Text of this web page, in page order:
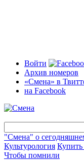
Войти
Архив номеров
«Смена» в
на Facebook
"Смена" о
Культурология Купить
Чтобы помнили